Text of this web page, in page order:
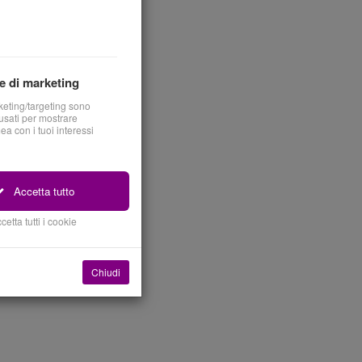
di marketing
targeting sono
per mostrare
con i tuoi interessi
Accetta tutto
tutti i cookie
Chiudi